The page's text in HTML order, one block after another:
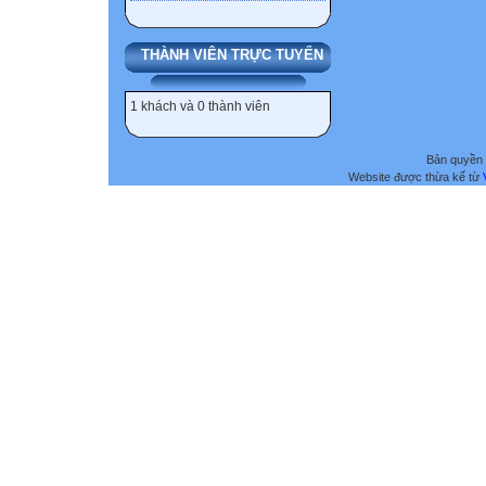
THÀNH VIÊN TRỰC TUYẾN
1 khách và 0 thành viên
Bản
Website được thừa kế từ